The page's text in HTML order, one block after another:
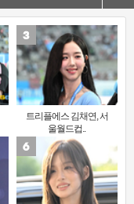
트리플에스 김채연, 서
울월드컵..